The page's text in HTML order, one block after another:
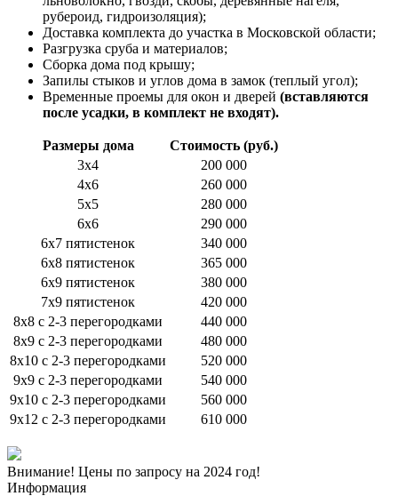
рубероид, гидроизоляция);
Доставка комплекта до участка в Московской области;
Разгрузка сруба и материалов;
Сборка дома под крышу;
Запилы стыков и углов дома в замок (теплый угол);
Временные проемы для окон и дверей (вставляются
после усадки, в комплект не входят).
Размеры дома
Стоимость (руб.)
3х4
200 000
4х6
260 000
5х5
280 000
6х6
290 000
6х7 пятистенок
340 000
6х8 пятистенок
365 000
6х9 пятистенок
380 000
7х9 пятистенок
420 000
8х8 с 2-3 перегородками
440 000
8х9 с 2-3 перегородками
480 000
8х10 с 2-3 перегородками
520 000
9х9 с 2-3 перегородками
540 000
9х10 с 2-3 перегородками
560 000
9х12 с 2-3 перегородками
610 000
Внимание! Цены по запросу на 2024 год!
Информация